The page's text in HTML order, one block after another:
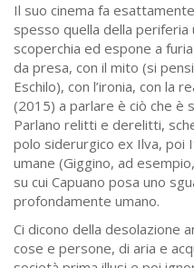
Il suo cinema fa
spesso quella della periferia
scoperchia ed espone a
da presa, con il mito (si
Eschilo), con l’ironia, con la
(2015) a parlare è ciò che è
Parlano relitti e derelitti,
polo siderurgico ex Ilva, poi
umane (Giggino, ad
su cui Capuano posa uno
profondamente umano.
Ci dicono della desolazione
cose e persone, di aria e